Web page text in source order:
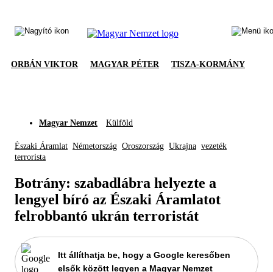
ORBÁN VIKTOR MAGYAR PÉTER TISZA-KORMÁNY
Magyar Nemzet Külföld
Északi Áramlat Németország Oroszország Ukrajna vezeték
terrorista
Botrány: szabadlábra helyezte a
lengyel bíró az Északi Áramlatot
felrobbantó ukrán terroristát
Itt állíthatja be, hogy a Google keresőben
elsők között legyen a Magyar Nemzet